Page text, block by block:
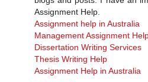
Assignment Help.
Assignment help in Australia
Management Assignment
Dissertation Writing Services
Thesis Writing Help
Assignment Help in Australia